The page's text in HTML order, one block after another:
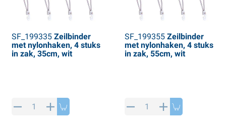
SF_199335Zeilbinder
met nylonhaken, 4 stuks
in zak, 35cm, wit
SF_199355Zeilbinder
met nylonhaken, 4 stuks
in zak, 55cm, wit